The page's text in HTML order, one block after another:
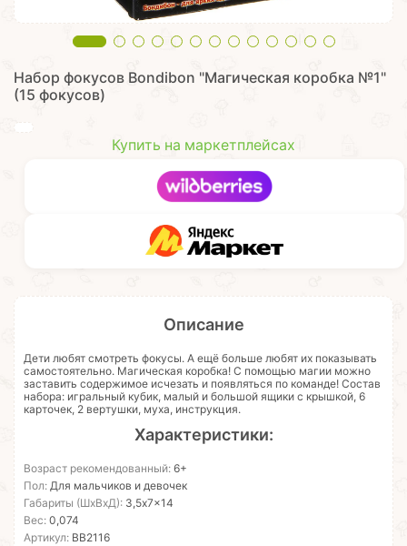
Набор фокусов Bondibon "Магическая коробка №1"
(15 фокусов)
Купить на маркетплейсах
Описание
Дети любят смотреть фокусы. А ещё больше любят их показывать
самостоятельно. Магическая коробка! С помощью магии можно
заставить содержимое исчезать и появляться по команде! Состав
набора: игральный кубик, малый и большой ящики с крышкой, 6
карточек, 2 вертушки, муха, инструкция.
Характеристики:
Возраст рекомендованный: 6+
Пол: Для мальчиков и девочек
Габариты (ШхВхД): 3,5x7x14
Вес: 0,074
Артикул: ВВ2116